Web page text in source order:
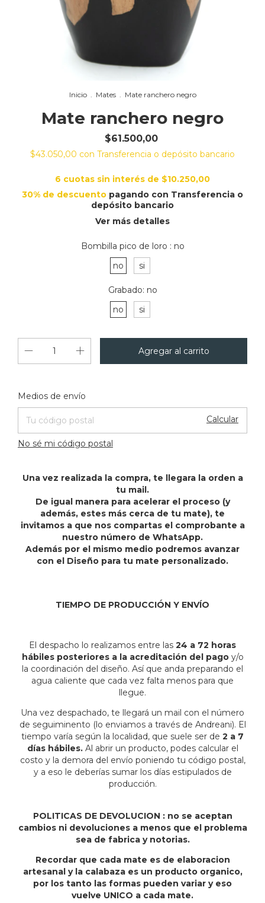
Inicio . Mates . Mate ranchero negro
Mate ranchero negro
$61.500,00
$43.050,00 con Transferencia o depósito bancario
6 cuotas sin interés de $10.250,00
30% de descuento pagando con Transferencia o
depósito bancario
Ver más detalles
Bombilla pico de loro : no
no
si
Grabado: no
no
si
Entregas para el CP:
Medios de envío
Calcular
No sé mi código postal
Una vez realizada la compra, te llegara la orden a
tu mail.
De igual manera para acelerar el proceso (y
además, estes más cerca de tu mate), te
invitamos a que nos compartas el comprobante a
nuestro número de WhatsApp.
Además por el mismo medio podremos avanzar
con el Diseño para tu mate personalizado.
TIEMPO DE PRODUCCIÓN Y ENVÍO
El despacho lo realizamos entre las 24 a 72 horas
hábiles posteriores a la acreditación del pago y/o
la coordinación del diseño. Así que anda preparando el
agua caliente que cada vez falta menos para que
llegue.
Una vez despachado, te llegará un mail con el número
de seguiminento (lo enviamos a través de Andreani). El
tiempo varía según la localidad, que suele ser de 2 a 7
días hábiles.Al abrir un producto, podes calcular el
costo y la demora del envío poniendo tu código postal,
y a eso le deberías sumar los días estipulados de
producción.
POLITICAS DE DEVOLUCION : no se aceptan
cambios ni devoluciones a menos que el problema
sea de fabrica y notorias.
Recordar que cada mate es de elaboracion
artesanal y la calabaza es un producto organico,
por los tanto las formas pueden variar y eso
vuelve UNICO a cada mate.